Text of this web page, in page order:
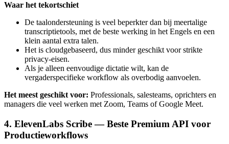
Waar het tekortschiet
De taalondersteuning is veel beperkter dan bij meertalige
transcriptietools, met de beste werking in het Engels en een
klein aantal extra talen.
Het is cloudgebaseerd, dus minder geschikt voor strikte
privacy-eisen.
Als je alleen eenvoudige dictatie wilt, kan de
vergaderspecifieke workflow als overbodig aanvoelen.
Het meest geschikt voor: Professionals, salesteams, oprichters en
managers die veel werken met Zoom, Teams of Google Meet.
4. ElevenLabs Scribe — Beste Premium API voor
Productieworkflows